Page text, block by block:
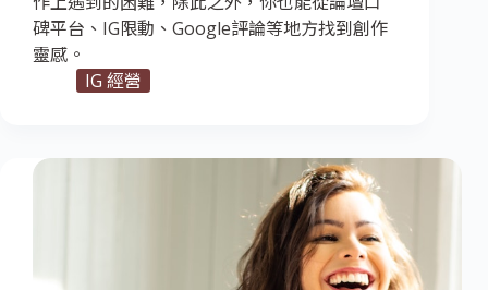
碑平台、IG限動、Google評論等地方找到創作
靈感。
IG 經營